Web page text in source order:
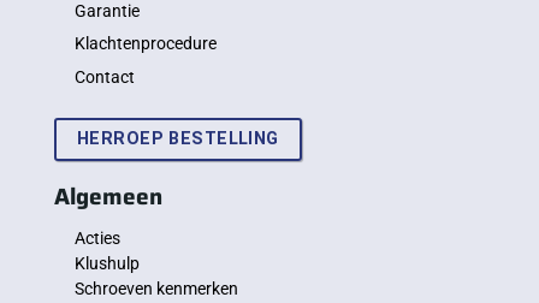
Garantie
Klachtenprocedure
Contact
HERROEP BESTELLING
Algemeen
Acties
Klushulp
Schroeven kenmerken